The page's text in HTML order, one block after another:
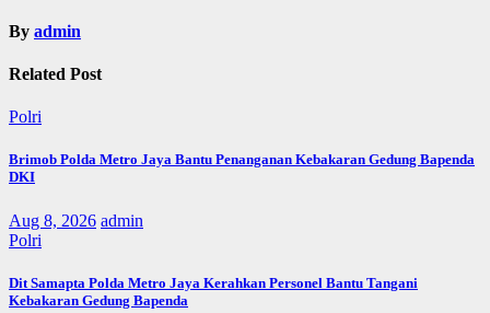
By admin
Related Post
Polri
Brimob Polda Metro Jaya Bantu Penanganan Kebakaran Gedung Bapenda
DKI
Aug 8, 2026 admin
Polri
Dit Samapta Polda Metro Jaya Kerahkan Personel Bantu Tangani
Kebakaran Gedung Bapenda